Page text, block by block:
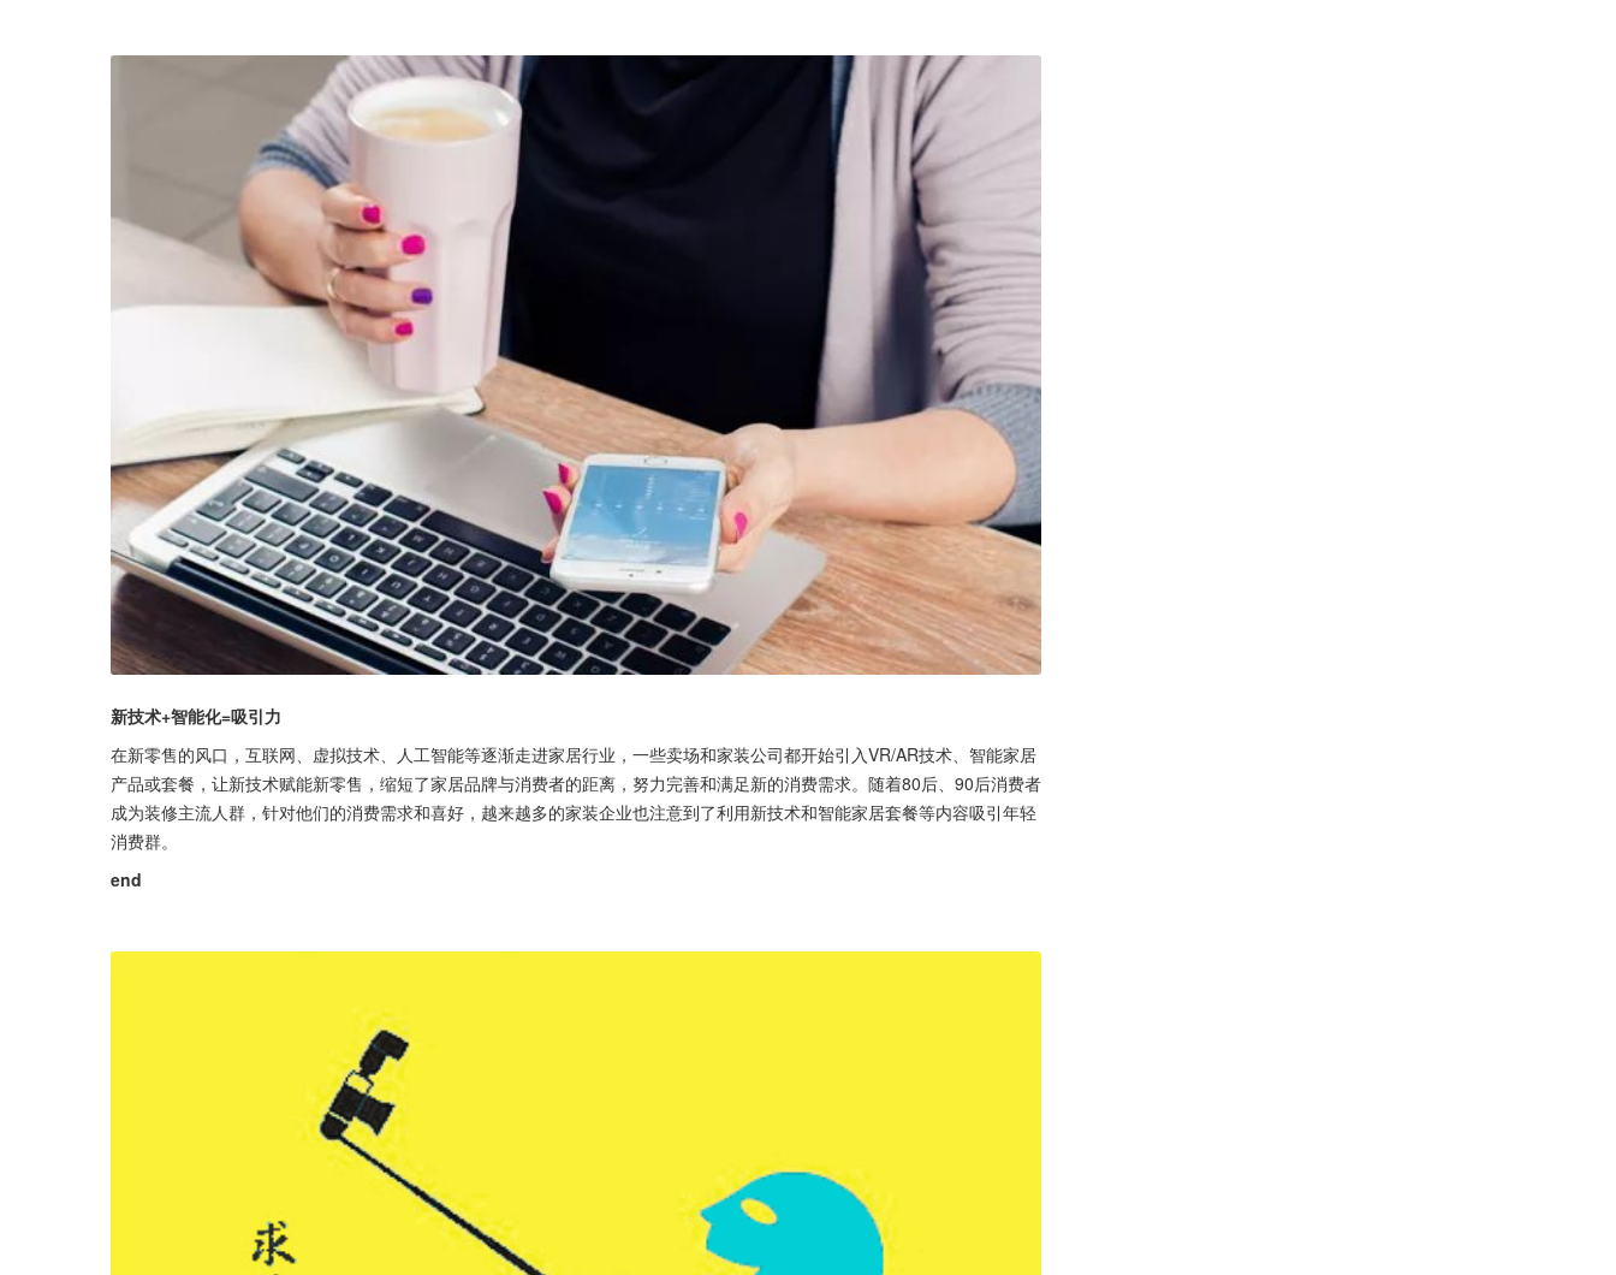
新技术+智能化=吸引力
在新零售的风口，互联网、虚拟技术、人工智能等逐渐走进家居行业，一些卖场和家装公司都开始引入VR/AR技术、智能家居
产品或套餐，让新技术赋能新零售，缩短了家居品牌与消费者的距离，努力完善和满足新的消费需求。随着80后、90后消费者
成为装修主流人群，针对他们的消费需求和喜好，越来越多的家装企业也注意到了利用新技术和智能家居套餐等内容吸引年轻
消费群。
end